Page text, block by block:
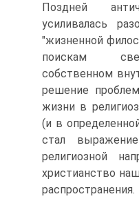
Поздней
усиливалась
"жизненной
поискам
собственном
решение
жизни в
(и в
стал
религиозной
христианство
распространения.